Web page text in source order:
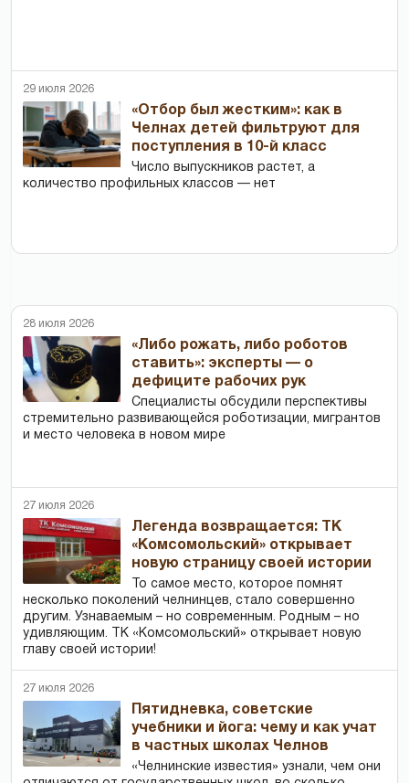
29 июля 2026
«Отбор был жестким»: как в
Челнах детей фильтруют для
поступления в 10-й класс
Число выпускников растет, а
количество профильных классов — нет
28 июля 2026
«Либо рожать, либо роботов
ставить»: эксперты — о
дефиците рабочих рук
Специалисты обсудили перспективы
стремительно развивающейся роботизации, мигрантов
и место человека в новом мире
27 июля 2026
Легенда возвращается: ТК
«Комсомольский» открывает
новую страницу своей истории
То самое место, которое помнят
несколько поколений челнинцев, стало совершенно
другим. Узнаваемым – но современным. Родным – но
удивляющим. ТК «Комсомольский» открывает новую
главу своей истории!
27 июля 2026
Пятидневка, советские
учебники и йога: чему и как учат
в частных школах Челнов
«Челнинские известия» узнали, чем они